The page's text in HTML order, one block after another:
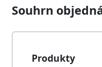
Souhrn
Produkty